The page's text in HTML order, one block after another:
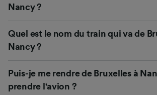
Nancy ?
Quel est le nom du train qui va de
Nancy ?
Puis-je me rendre de Bruxelles à
prendre l'avion ?